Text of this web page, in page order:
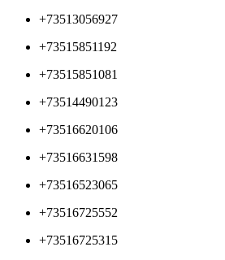
+73513056927
+73515851192
+73515851081
+73514490123
+73516620106
+73516631598
+73516523065
+73516725552
+73516725315